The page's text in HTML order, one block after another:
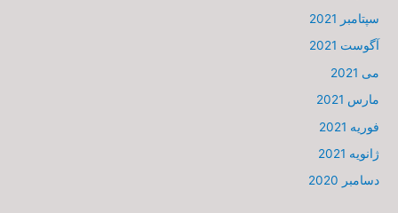
سپتامبر 2021
آگوست 2021
می 2021
مارس 2021
فوریه 2021
ژانویه 2021
دسامبر 2020